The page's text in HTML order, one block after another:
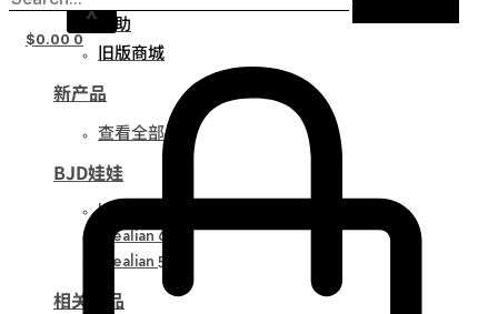
X 帮助
旧版商城
新产品
查看全部
BJD娃娃
Idealian 75
Idealian 68
Idealian 51
相关产品
$0.00 0